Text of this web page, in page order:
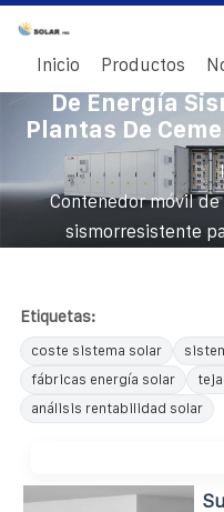
Inicio Productos
Contenedor
De Energía
Plantas De
Contenedor móvil
sismorresistente
Etiquetas:
coste sistema solar
fábricas energía solar
análisis rentabilidad solar